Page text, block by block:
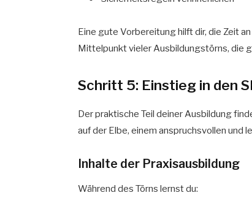
Eine gute Vorbereitung hilft dir, die Zeit
Mittelpunkt vieler Ausbildungstörns, die
Schritt 5: Einstieg in den
Der praktische Teil deiner Ausbildung
auf der Elbe, einem anspruchsvollen und
Inhalte der Praxisausbildung
Während des Törns lernst du: